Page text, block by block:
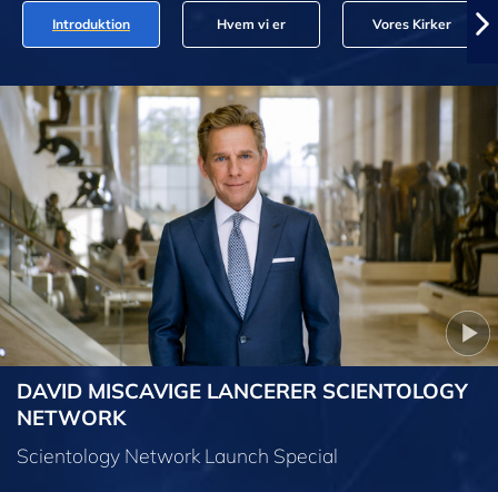
Introduktion Hvem vi er Vores Kirker
DAVID MISCAVIGE LANCERER SCIENTOLOGY
NETWORK
Scientology Network Launch Special